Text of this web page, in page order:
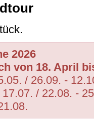
2026
von 18. April
/ 26.09. -
/ 22.08. -